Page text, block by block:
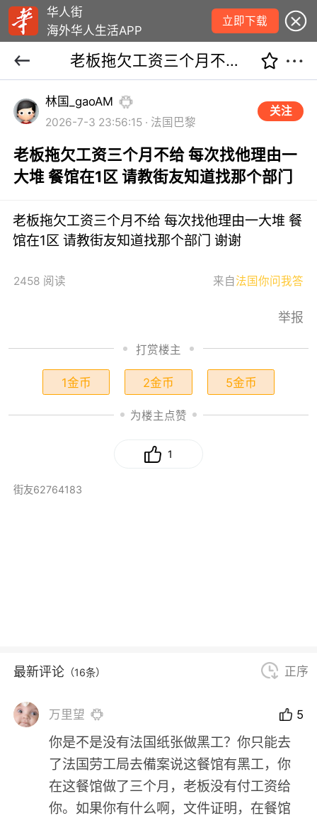
华人街
海外华人生活APP
立即下载
老板拖欠工资三个月不给 每次找他理由一大堆 餐馆在1区 请教街友知道找那个部门
林国_gaoAM
2026-7-3 23:56:15 · 法国巴黎
关注
老板拖欠工资三个月不给 每次找他理由一
大堆 餐馆在1区 请教街友知道找那个部门
老板拖欠工资三个月不给 每次找他理由一大堆 餐
馆在1区 请教街友知道找那个部门 谢谢
2458 阅读 来自法国你问我答
举报
打赏楼主
1金币 2金币 5金币
为楼主点赞
1
街友62764183
最新评论 （16条） 正序
万里望 5
你是不是没有法国纸张做黑工？你只能去
了法国劳工局去備案说这餐馆有黑工，你
在这餐馆做了三个月，老板没有付工资给
你。如果你有什么啊，文件证明，在餐馆